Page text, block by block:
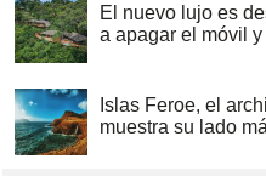
El nuevo lujo es
a apagar el móvil
Islas Feroe, el
muestra su lado